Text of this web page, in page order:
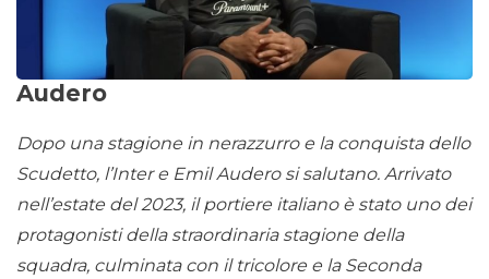
Audero
Dopo una stagione in nerazzurro e la conquista dello
Scudetto, l’Inter e Emil Audero si salutano. Arrivato
nell’estate del 2023, il portiere italiano è stato uno dei
protagonisti della straordinaria stagione della
squadra, culminata con il tricolore e la Seconda